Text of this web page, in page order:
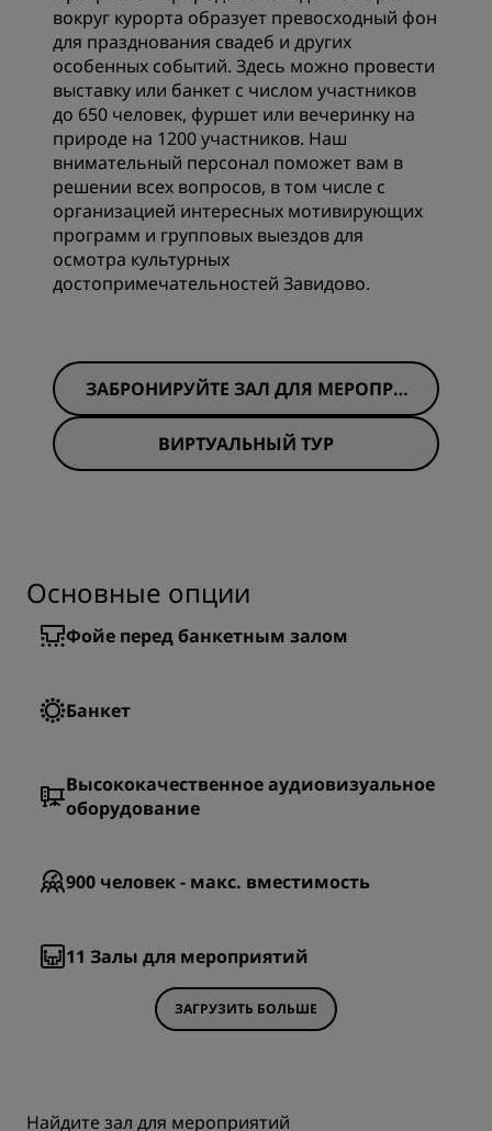
вокруг курорта образует превосходный фон
для празднования свадеб и других
особенных событий. Здесь можно провести
выставку или банкет с числом участников
до 650 человек, фуршет или вечеринку на
природе на 1200 участников. Наш
внимательный персонал поможет вам в
решении всех вопросов, в том числе с
организацией интересных мотивирующих
программ и групповых выездов для
осмотра культурных
достопримечательностей Завидово.
ЗАБРОНИРУЙТЕ ЗАЛ ДЛЯ МЕРОПРИ
ЯТИЙ СЕЙЧАС
ВИРТУАЛЬНЫЙ ТУР
Основные опции
Фойе перед банкетным залом
Банкет
Высококачественное аудиовизуальное
оборудование
900 человек - макс. вместимость
11 Залы для мероприятий
ЗАГРУЗИТЬ БОЛЬШЕ
Найдите зал для мероприятий